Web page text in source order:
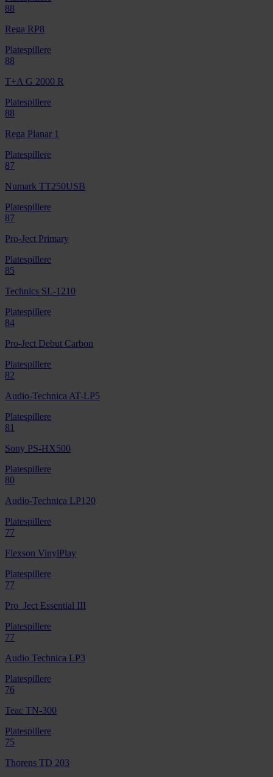
88
Rega RP8
Platespillere
88
T+A G 2000 R
Platespillere
88
Rega Planar 1
Platespillere
87
Numark TT250USB
Platespillere
87
Pro-Ject Primary
Platespillere
85
Technics SL-1210
Platespillere
84
Pro-Ject Debut Carbon
Platespillere
82
Audio-Technica AT-LP5
Platespillere
81
Sony PS-HX500
Platespillere
80
Audio-Technica LP120
Platespillere
77
Flexson VinylPlay
Platespillere
77
Pro_Ject Essential III
Platespillere
77
Audio Technica LP3
Platespillere
76
Teac TN-300
Platespillere
75
Thorens TD 203